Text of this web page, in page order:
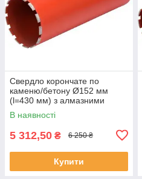
Свердло корончате по
каменю/бетону Ø152 мм
(l=430 мм) з алмазними
кромками (хвостовик М32)
YATO YT-60378
В наявності
5 312,50 ₴ 6 250 ₴
Купити